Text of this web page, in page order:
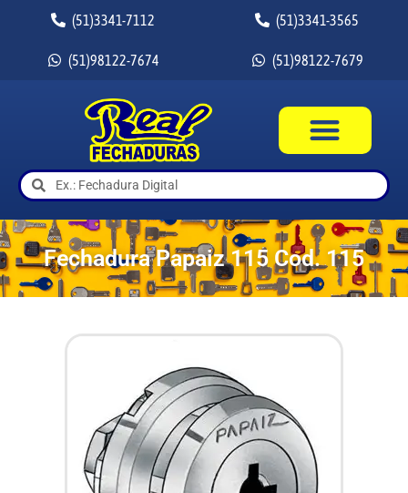
(51)3341-7112 (51)3341-3565
(51)98122-7674 (51)98122-7679
Fechadura Papaiz 115 Cod. 115